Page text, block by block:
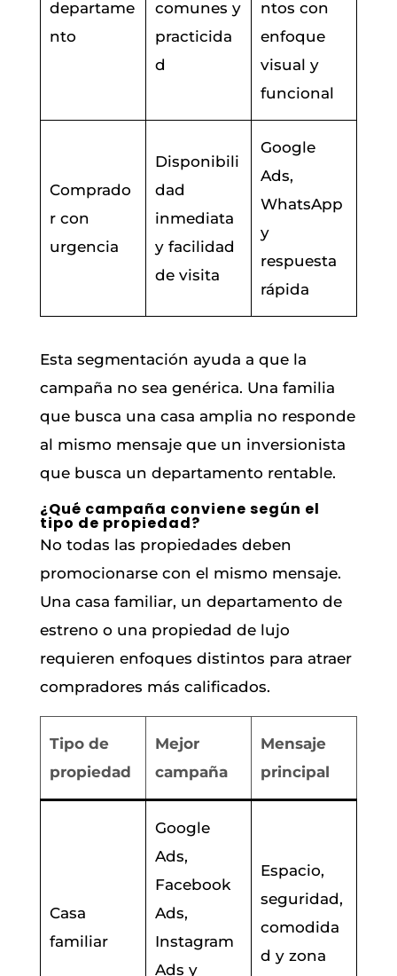
departame
nto
comunes y
practicida
d
ntos con
enfoque
visual y
funcional
Comprado
r con
urgencia
Disponibili
dad
inmediata
y facilidad
de visita
Google
Ads,
WhatsApp
y
respuesta
rápida
Esta segmentación ayuda a que la
campaña no sea genérica. Una familia
que busca una casa amplia no responde
al mismo mensaje que un inversionista
que busca un departamento rentable.
¿Qué campaña conviene según el
tipo de propiedad?
No todas las propiedades deben
promocionarse con el mismo mensaje.
Una casa familiar, un departamento de
estreno o una propiedad de lujo
requieren enfoques distintos para atraer
compradores más calificados.
Tipo de
propiedad
Mejor
campaña
Mensaje
principal
Casa
familiar
Google
Ads,
Facebook
Ads,
Instagram
Ads y
Espacio,
seguridad,
comodida
d y zona